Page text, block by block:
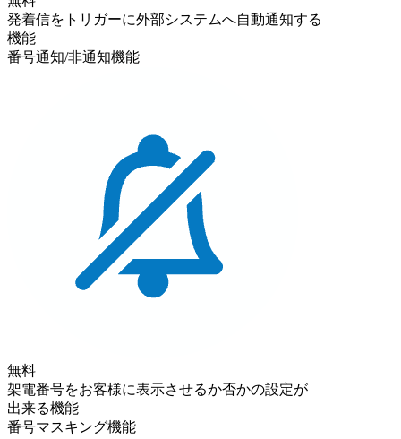
発着信をトリガーに外部システムへ自動通知する
機能
番号通知/非通知機能
無料
架電番号をお客様に表示させるか否かの設定が
出来る機能
番号マスキング機能